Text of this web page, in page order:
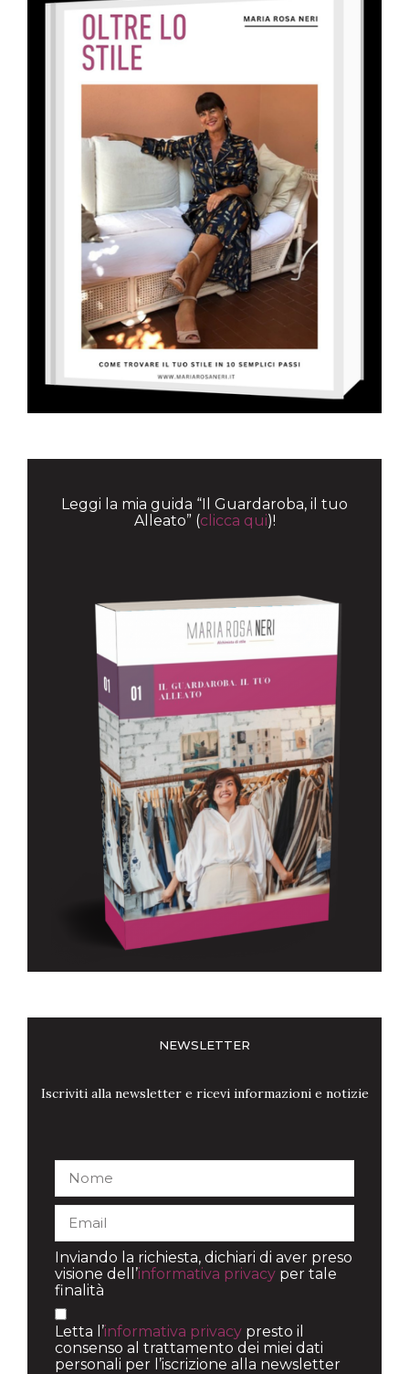
Leggi la mia guida “Il Guardaroba, il tuo
Alleato” (clicca qui)!
NEWSLETTER
Iscriviti alla newsletter e ricevi informazioni e notizie
Inviando la richiesta, dichiari di aver preso
visione dell’informativa privacy per tale
finalità
Letta l’informativa privacy presto il
consenso al trattamento dei miei dati
personali per l’iscrizione alla newsletter